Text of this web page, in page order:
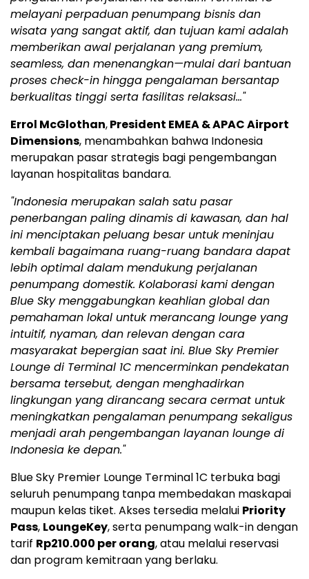
melayani perpaduan penumpang bisnis dan
wisata yang sangat aktif, dan tujuan kami adalah
memberikan awal perjalanan yang premium,
seamless, dan menenangkan—mulai dari bantuan
proses check-in hingga pengalaman bersantap
berkualitas tinggi serta fasilitas relaksasi…"
Errol McGlothan,President EMEA & APAC Airport
Dimensions, menambahkan bahwa Indonesia
merupakan pasar strategis bagi pengembangan
layanan hospitalitas bandara.
"Indonesia merupakan salah satu pasar
penerbangan paling dinamis di kawasan, dan hal
ini menciptakan peluang besar untuk meninjau
kembali bagaimana ruang-ruang bandara dapat
lebih optimal dalam mendukung perjalanan
penumpang domestik. Kolaborasi kami dengan
Blue Sky menggabungkan keahlian global dan
pemahaman lokal untuk merancang lounge yang
intuitif, nyaman, dan relevan dengan cara
masyarakat bepergian saat ini. Blue Sky Premier
Lounge di Terminal 1C mencerminkan pendekatan
bersama tersebut, dengan menghadirkan
lingkungan yang dirancang secara cermat untuk
meningkatkan pengalaman penumpang sekaligus
menjadi arah pengembangan layanan lounge di
Indonesia ke depan."
Blue Sky Premier Lounge Terminal 1C terbuka bagi
seluruh penumpang tanpa membedakan maskapai
maupun kelas tiket. Akses tersedia melalui Priority
Pass, LoungeKey, serta penumpang walk-in dengan
tarif Rp210.000 per orang, atau melalui reservasi
dan program kemitraan yang berlaku.